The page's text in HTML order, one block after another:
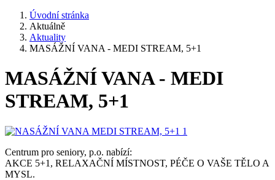
Úvodní stránka
Aktuálně
Aktuality
MASÁŽNÍ VANA - MEDI STREAM, 5+1
MASÁŽNÍ VANA - MEDI
STREAM, 5+1
Centrum pro seniory, p.o. nabízí:
AKCE 5+1, RELAXAČNÍ MÍSTNOST, PÉČE O VAŠE TĚLO A
MYSL.